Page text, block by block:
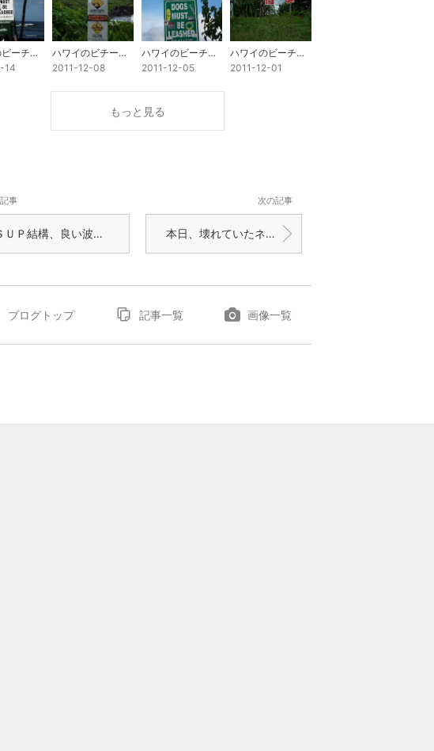
ハワイのビーチパーク看板4
14
ハワイのビチーパーク看板3
2011-12-08
ハワイのビーチパーク看板2
2011-12-05
ハワイのビーチパーク看板1
2011-12-01
もっと見る
事
Ｐ結構、良い波でした。
次の記事
本日、壊れていたネットショップ修理できました。
ブログトップ 記事一覧 画像一覧